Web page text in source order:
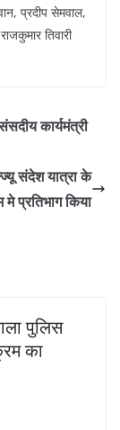
प्रदीप सेमवाल,
तिवारी
कार्यमंत्री
संदेश यात्रा के
प्रतिभाग किया
पुलिस
का